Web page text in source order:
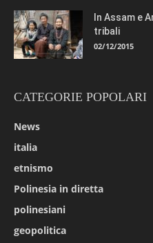
In Assam e
tribali
02/12/2015
CATEGORIE POPOLARI
News
italia
etnismo
Polinesia in diretta
polinesiani
geopolitica